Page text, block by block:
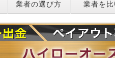
業者の選び方 業者を比